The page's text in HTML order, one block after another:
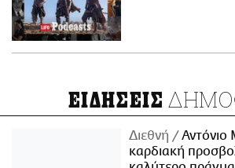
ΕΙΔΗΣΕΙΣ
Διεθνή
Αντόνιο
καρδιακή